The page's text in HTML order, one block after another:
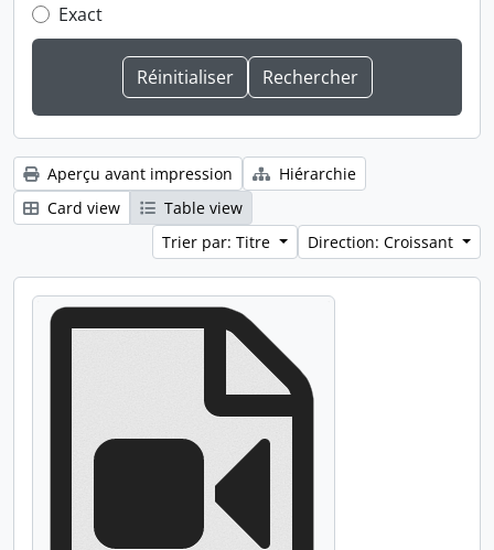
Exact
Aperçu avant impression
Hiérarchie
Card view
Table view
Trier par: Titre
Direction: Croissant